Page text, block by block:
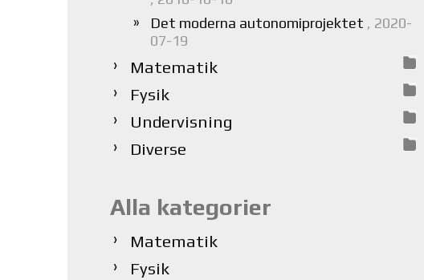
Det moderna autonomiprojektet , 2020-
07-19
Matematik
Fysik
Undervisning
Diverse
Alla kategorier
Matematik
Fysik